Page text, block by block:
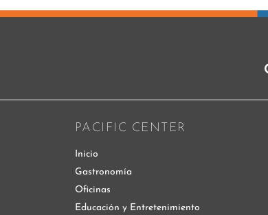
PACIFIC CENTER
Inicio
Gastronomía
Oficinas
Educación y Entretenimiento